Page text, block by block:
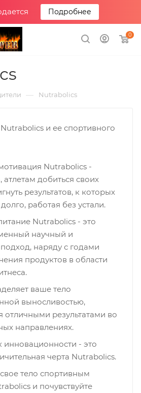
Подробнее
0
— Nutrabolics
и ее спортивного
Nutrabolics -
атлетам добиться своих
результатов, к которых
работая без устали.
Nutrabolics - это
научный и
наряду с годами
продуктов в области
ваше тело
выносливостью,
отличными результатами во
направлениях.
инновационности - это
черта Nutrabolics.
тело спортивным
и почувствуйте